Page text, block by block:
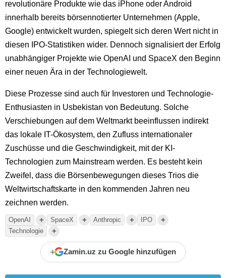
revolutionäre Produkte wie das iPhone oder Android
innerhalb bereits börsennotierter Unternehmen (Apple,
Google) entwickelt wurden, spiegelt sich deren Wert nicht in
diesen IPO-Statistiken wider. Dennoch signalisiert der Erfolg
unabhängiger Projekte wie OpenAI und SpaceX den Beginn
einer neuen Ära in der Technologiewelt.
Diese Prozesse sind auch für Investoren und Technologie-
Enthusiasten in Usbekistan von Bedeutung. Solche
Verschiebungen auf dem Weltmarkt beeinflussen indirekt
das lokale IT-Ökosystem, den Zufluss internationaler
Zuschüsse und die Geschwindigkeit, mit der KI-
Technologien zum Mainstream werden. Es besteht kein
Zweifel, dass die Börsenbewegungen dieses Trios die
Weltwirtschaftskarte in den kommenden Jahren neu
zeichnen werden.
OpenAI + SpaceX + Anthropic + IPO +
Technologie +
+ Zamin.uz zu Google hinzufügen